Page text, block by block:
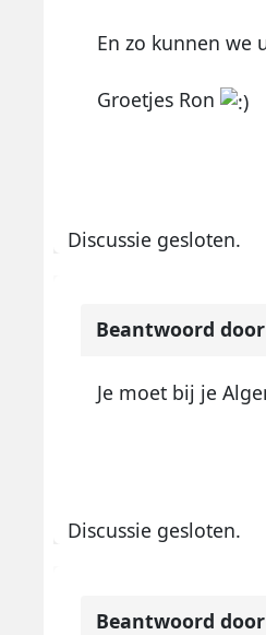
En zo kunnen we
Groetjes Ron
Discussie gesloten.
Beantwoord door
Je moet bij je
Discussie gesloten.
Beantwoord door